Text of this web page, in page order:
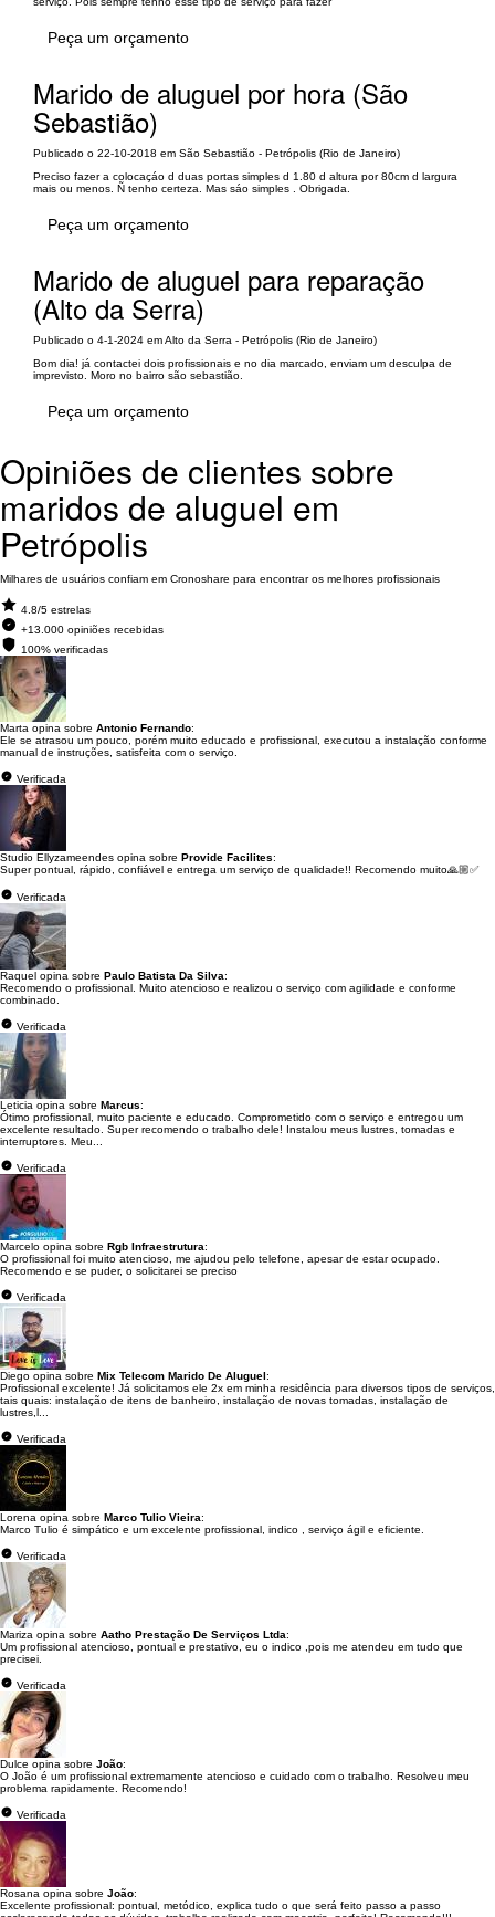
Peça um orçamento
Marido de aluguel por hora (São
Sebastião)
Publicado o 22-10-2018 em São Sebastião - Petrópolis (Rio de Janeiro)
Preciso fazer a colocaçáo d duas portas simples d 1.80 d altura por 80cm d largura
mais ou menos. Ñ tenho certeza. Mas sáo simples . Obrigada.
Peça um orçamento
Marido de aluguel para reparação
(Alto da Serra)
Publicado o 4-1-2024 em Alto da Serra - Petrópolis (Rio de Janeiro)
Bom dia! já contactei dois profissionais e no dia marcado, enviam um desculpa de
imprevisto. Moro no bairro são sebastião.
Peça um orçamento
Opiniões de clientes sobre
maridos de aluguel em
Petrópolis
Milhares de usuários confiam em Cronoshare para encontrar os melhores profissionais
4.8/5 estrelas
+13.000 opiniões recebidas
100% verificadas
Marta opina sobre Antonio Fernando:
Ele se atrasou um pouco, porém muito educado e profissional, executou a instalação conforme
manual de instruções, satisfeita com o serviço.
Verificada
Studio Ellyzameendes opina sobre Provide Facilites:
Super pontual, rápido, confiável e entrega um serviço de qualidade!! Recomendo muito🙏🏼✅
Verificada
Raquel opina sobre Paulo Batista Da Silva:
Recomendo o profissional. Muito atencioso e realizou o serviço com agilidade e conforme
combinado.
Verificada
Leticia opina sobre Marcus:
Ótimo profissional, muito paciente e educado. Comprometido com o serviço e entregou um
excelente resultado. Super recomendo o trabalho dele! Instalou meus lustres, tomadas e
interruptores. Meu...
Verificada
Marcelo opina sobre Rgb Infraestrutura:
O profissional foi muito atencioso, me ajudou pelo telefone, apesar de estar ocupado.
Recomendo e se puder, o solicitarei se preciso
Verificada
Diego opina sobre Mix Telecom Marido De Aluguel:
Profissional excelente! Já solicitamos ele 2x em minha residência para diversos tipos de serviços,
tais quais: instalação de itens de banheiro, instalação de novas tomadas, instalação de
lustres,l...
Verificada
Lorena opina sobre Marco Tulio Vieira:
Marco Tulio é simpático e um excelente profissional, indico , serviço ágil e eficiente.
Verificada
Mariza opina sobre Aatho Prestação De Serviços Ltda:
Um profissional atencioso, pontual e prestativo, eu o indico ,pois me atendeu em tudo que
precisei.
Verificada
Dulce opina sobre João:
O João é um profissional extremamente atencioso e cuidado com o trabalho. Resolveu meu
problema rapidamente. Recomendo!
Verificada
Rosana opina sobre João:
Excelente profissional: pontual, metódico, explica tudo o que será feito passo a passo